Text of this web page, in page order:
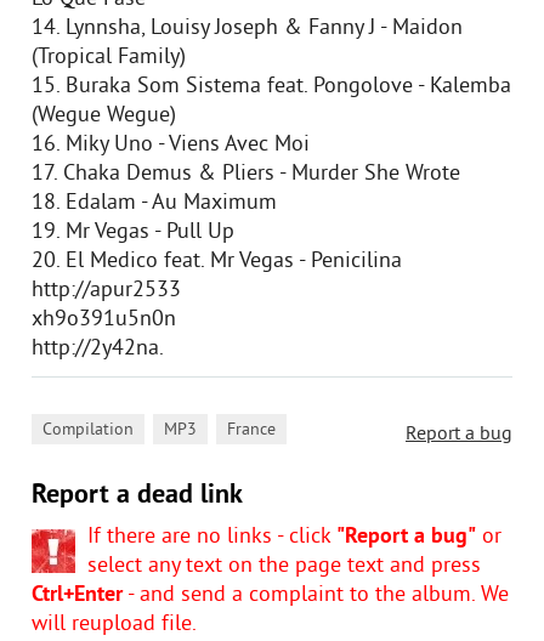
14. Lynnsha, Louisy Joseph & Fanny J - Maidon
(Tropical Family)
15. Buraka Som Sistema feat. Pongolove - Kalemba
(Wegue Wegue)
16. Miky Uno - Viens Avec Moi
17. Chaka Demus & Pliers - Murder She Wrote
18. Edalam - Au Maximum
19. Mr Vegas - Pull Up
20. El Medico feat. Mr Vegas - Penicilina
http://apur2533
xh9o391u5n0n
http://2y42na.
Report a bug
Compilation MP3 France
Report a dead link
If there are no links - click "Report a bug" or
select any text on the page text and press
Ctrl+Enter- and send a complaint to the album. We
will reupload file.